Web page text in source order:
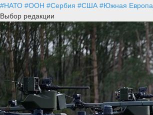
#НАТО #ООН #Сербия #США #Южная Европа
Выбор редакции